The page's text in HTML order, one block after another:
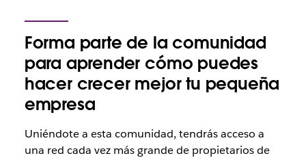
Forma parte de la comunidad
para aprender cómo puedes
hacer crecer mejor tu pequeña
empresa
Uniéndote a esta comunidad, tendrás acceso a
una red cada vez más grande de propietarios de